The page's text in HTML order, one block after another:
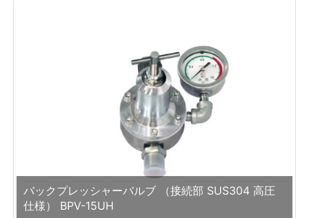
バックプレッシャーバルブ （接続部 SUS304 高圧
仕様） BPV-15UH